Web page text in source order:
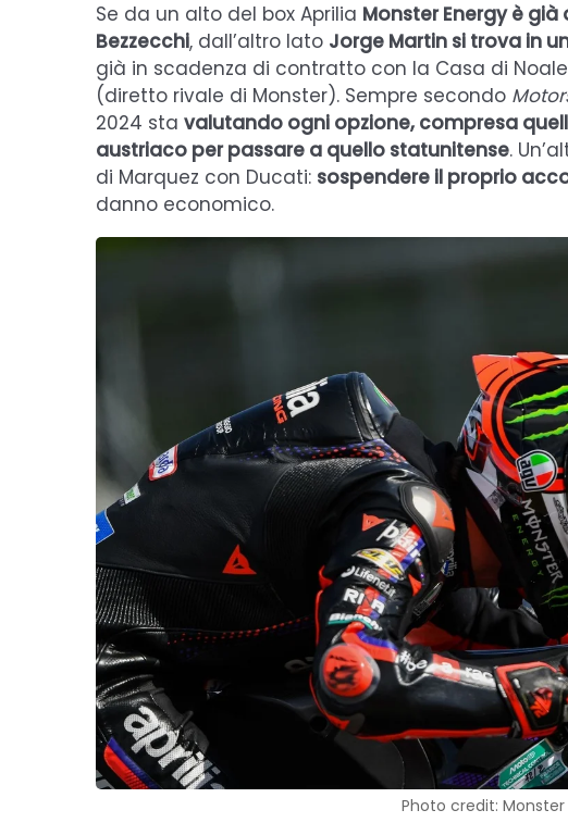
Se da un alto del box Aprilia Monster Energy è
Bezzecchi, dall’altro lato Jorge Martin si trova in
già in scadenza di contratto con la Casa di
(diretto rivale di Monster). Sempre secondo
2024 sta valutando ogni opzione, compresa
austriaco per passare a quello statunitense.
di Marquez con Ducati: sospendere il proprio
danno economico.
Photo credit: Monster